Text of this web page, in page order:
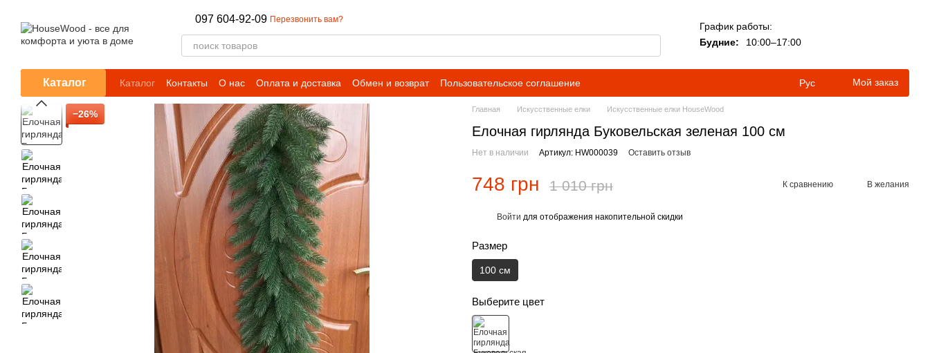
097 604-92-09 Перезвонить вам?
График работы:
Будние:
10:00–17:00
Каталог Каталог Контакты О нас Оплата и доставка Обмен и возврат Пользовательское соглашение Рус Мой заказ
−26% Главная Искусственные елки Искусственные елки HouseWood
Елочная гирлянда Буковельская зеленая 100 см
Нет в наличии Артикул: HW000039 Оставить отзыв
748 грн 1 010 грн К сравнению В желания
Войти для отображения накопительной скидки
Размер
100 см
Выберите цвет